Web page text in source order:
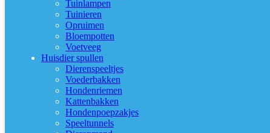
Tuinlampen
Tuinieren
Opruimen
Bloempotten
Voetveeg
Huisdier spullen
Dierenspeeltjes
Voederbakken
Hondenriemen
Kattenbakken
Hondenpoepzakjes
Speeltunnels